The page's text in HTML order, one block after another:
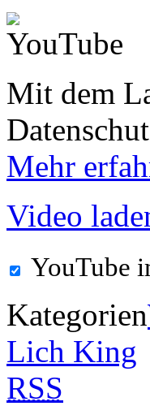
Mit dem
Mehr
Video
YouTube
Kategorien
Lich King
RSS